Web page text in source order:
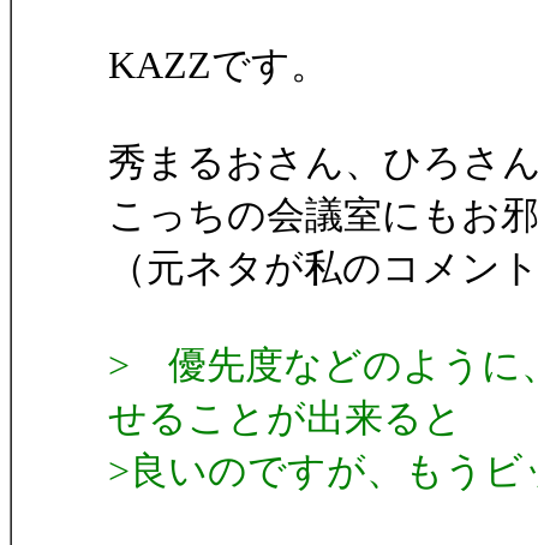
KAZZです。
秀まるおさん、ひろさ
こっちの会議室にもお
（元ネタが私のコメン
> 優先度などのように
せることが出来ると
>良いのですが、もう